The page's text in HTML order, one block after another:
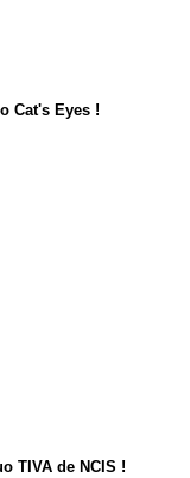
Cat's Eyes !
TIVA de NCIS !